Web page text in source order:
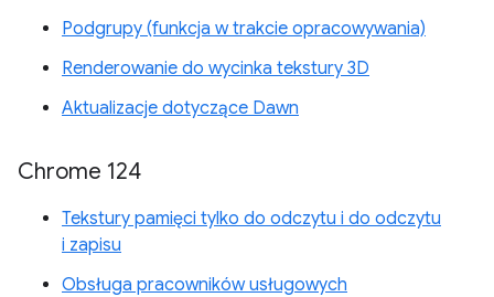
Podgrupy (funkcja w trakcie opracowywania)
Renderowanie do wycinka tekstury 3D
Aktualizacje dotyczące Dawn
Chrome 124
Tekstury pamięci tylko do odczytu i do odczytu
i zapisu
Obsługa pracowników usługowych